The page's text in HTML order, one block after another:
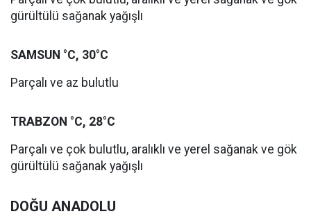
gürültülü sağanak yağışlı
SAMSUN °C, 30°C
Parçalı ve az bulutlu
TRABZON °C, 28°C
Parçalı ve çok bulutlu, aralıklı ve yerel sağanak ve gök
gürültülü sağanak yağışlı
DOĞU ANADOLU